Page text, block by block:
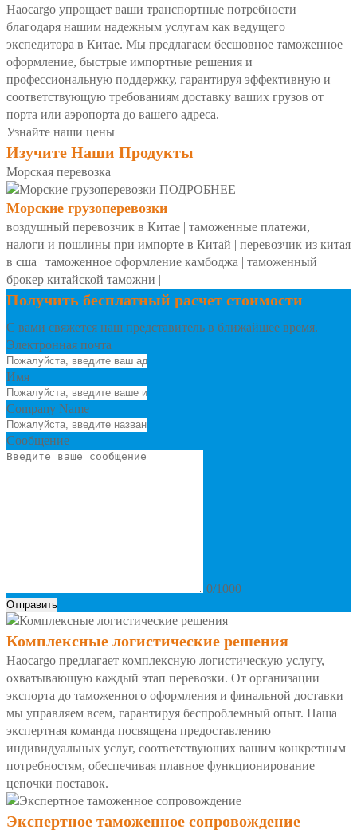
Haocargo упрощает ваши транспортные потребности
благодаря нашим надежным услугам как ведущего
экспедитора в Китае. Мы предлагаем бесшовное таможенное
оформление, быстрые импортные решения и
профессиональную поддержку, гарантируя эффективную и
соответствующую требованиям доставку ваших грузов от
порта или аэропорта до вашего адреса.
Узнайте наши цены
Изучите Наши Продукты
Морская перевозка
ПОДРОБНЕЕ
Морские грузоперевозки
воздушный перевозчик в Китае | таможенные платежи,
налоги и пошлины при импорте в Китай | перевозчик из китая
в сша | таможенное оформление камбоджа | таможенный
брокер китайской таможни |
Получить бесплатный расчет стоимости
С вами свяжется наш представитель в ближайшее время.
Электронная почта
Имя
Company Name
Сообщение
0/1000
Отправить
Комплексные логистические решения
Haocargo предлагает комплексную логистическую услугу,
охватывающую каждый этап перевозки. От организации
экспорта до таможенного оформления и финальной доставки
мы управляем всем, гарантируя беспроблемный опыт. Наша
экспертная команда посвящена предоставлению
индивидуальных услуг, соответствующих вашим конкретным
потребностям, обеспечивая плавное функционирование
цепочки поставок.
Экспертное таможенное сопровождение